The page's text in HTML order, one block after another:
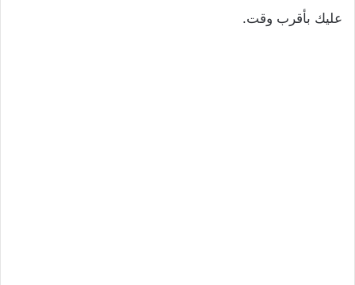
عليك بأقرب وقت.